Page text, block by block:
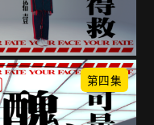
第四集